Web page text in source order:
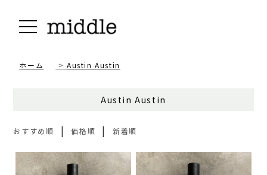
ホーム >Austin Austin
Austin Austin
おすすめ順 |価格順 |新着順